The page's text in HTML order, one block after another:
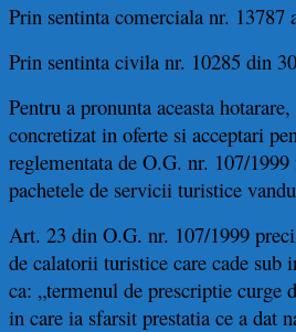
Prin sentinta comerciala nr. 13787
Prin sentinta civila nr. 10285 din
Pentru a pronunta aceasta
concretizat in oferte si acceptari
reglementata de O.G. nr. 107/
pachetele de servicii turistice
Art. 23 din O.G. nr. 107/1999
de calatorii turistice care cade
ca: „termenul de prescriptie curge
in care ia sfarsit prestatia ce a dat